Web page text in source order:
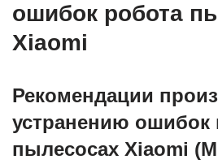
ошибок робота
Xiaomi
Рекомендации
устранению ошибок
пылесосах Xiaomi